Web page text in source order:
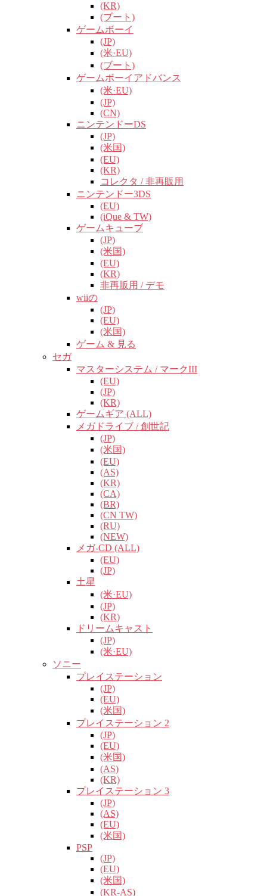
(KR)
(ブート)
ゲームボーイ
(JP)
(米·EU)
(ブート)
ゲームボーイアドバンス
(米·EU)
(JP)
(CN)
ニンテンドーDS
(JP)
(米国)
(EU)
(KR)
コレクタ / 非再販用
ニンテンドー3DS
(EU)
(iQue & TW)
ゲームキューブ
(JP)
(米国)
(EU)
(KR)
非再販用 / デモ
wiiの
(JP)
(EU)
(米国)
ゲーム & 見る
セガ
マスターシステム / マークIII
(EU)
(JP)
(KR)
ゲームギア (ALL)
メガドライブ / 創世記
(JP)
(米国)
(EU)
(AS)
(KR)
(CA)
(BR)
(CN TW)
(RU)
(NEW)
メガ-CD (ALL)
(EU)
(JP)
土星
(米·EU)
(JP)
(KR)
ドリームキャスト
(JP)
(米·EU)
ソニー
プレイステーション
(JP)
(EU)
(米国)
プレイステーション 2
(JP)
(EU)
(米国)
(AS)
(KR)
プレイステーション 3
(JP)
(AS)
(EU)
(米国)
PSP
(JP)
(EU)
(米国)
(KR-AS)